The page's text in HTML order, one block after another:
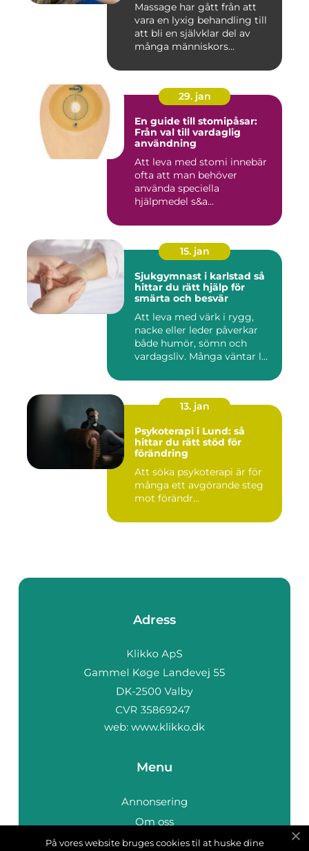
Massage har gått från att
vara en lyxig behandling till
att bli en självklar del av
många människors...
29. jan
En guide till stomipåsar:
Från val till vardaglig
användning
Att leva med stomi innebär
ofta att man behöver
använda speciella
hjälpmedel s&a...
15. jan
Sjukgymnast i karlstad så
hittar du rätt hjälp för
smärta och besvär
Att leva med värk i rygg,
nacke eller leder påverkar
både humör, sömn och
vardagsliv. Många väntar l...
13. jan
Psykoterapi i Lund: så
hittar du rätt stöd för
förändring
Att söka psykoterapi är för
många ett avgörande steg
mot förändr...
Adress
web: www.klikko.dk
Menu
Annonsering
Om oss
Cookies
På vores website bruges cookies til at huske dine